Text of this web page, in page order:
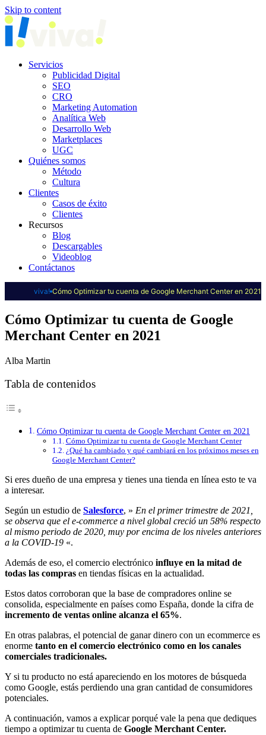
Skip to content
Servicios
Publicidad Digital
SEO
CRO
Marketing Automation
Analítica Web
Desarrollo Web
Marketplaces
UGC
Quiénes somos
Método
Cultura
Clientes
Casos de éxito
Clientes
Recursos
Blog
Descargables
Videoblog
Contáctanos
viva! Cómo Optimizar tu cuenta de Google Merchant Center en 2021
Cómo Optimizar tu cuenta de Google
Merchant Center en 2021
Alba Martin
Tabla de contenidos
Cómo Optimizar tu cuenta de Google Merchant Center en 2021
Cómo Optimizar tu cuenta de Google Merchant Center
¿Qué ha cambiado y qué cambiará en los próximos meses en
Google Merchant Center?
Si eres dueño de una empresa y tienes una tienda en línea esto te va
a interesar.
Según un estudio de Salesforce, » En el primer trimestre de 2021,
se observa que el e-commerce a nivel global creció un 58% respecto
al mismo periodo de 2020, muy por encima de los niveles anteriores
a la COVID-19 «.
Además de eso, el comercio electrónico influye en la mitad de
todas las compras en tiendas físicas en la actualidad.
Estos datos corroboran que la base de compradores online se
consolida, especialmente en países como España, donde la cifra de
incremento de ventas online alcanza el 65%.
En otras palabras, el potencial de ganar dinero con un ecommerce es
enorme tanto en el comercio electrónico como en los canales
comerciales tradicionales.
Y si tu producto no está apareciendo en los motores de búsqueda
como Google, estás perdiendo una gran cantidad de consumidores
potenciales.
A continuación, vamos a explicar porqué vale la pena que dediques
tiempo a optimizar tu cuenta de Google Merchant Center.